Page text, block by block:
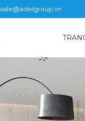
sale@adelgroup.vn